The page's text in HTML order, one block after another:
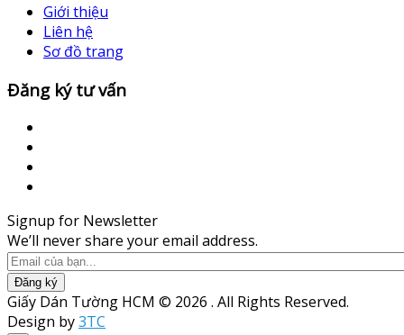
Giới thiệu
Liên hệ
Sơ đồ trang
Đăng ký tư vấn
Signup for Newsletter
We’ll never share your email address.
Đăng ký
Giấy Dán Tường HCM © 2026 . All Rights Reserved.
Design by3TC